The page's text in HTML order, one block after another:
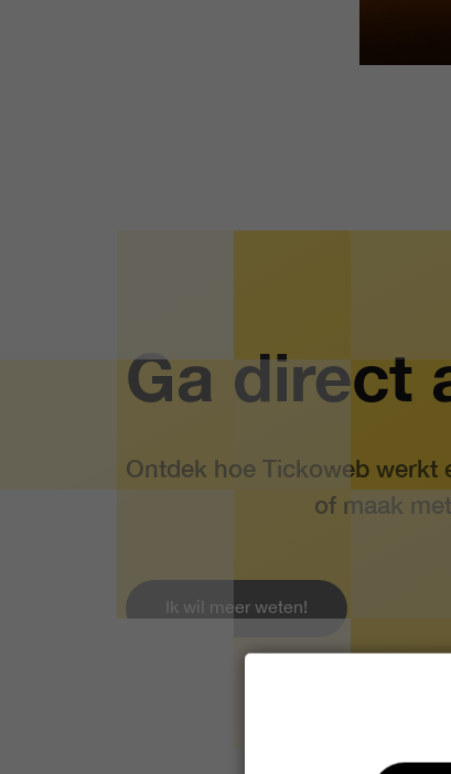
Ga direct
Ontdek hoe Tickoweb werkt
of maak
Ik wil meer weten!